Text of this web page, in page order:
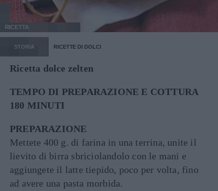
RICETTA
STORIA RICETTE DI DOLCI
Ricetta dolce zelten
TEMPO DI PREPARAZIONE E COTTURA
180 MINUTI
PREPARAZIONE
Mettete 400 g. di farina in una terrina, unite il
lievito di birra sbriciolandolo con le mani e
aggiungete il latte tiepido, poco per volta, fino
ad avere una pasta morbida.